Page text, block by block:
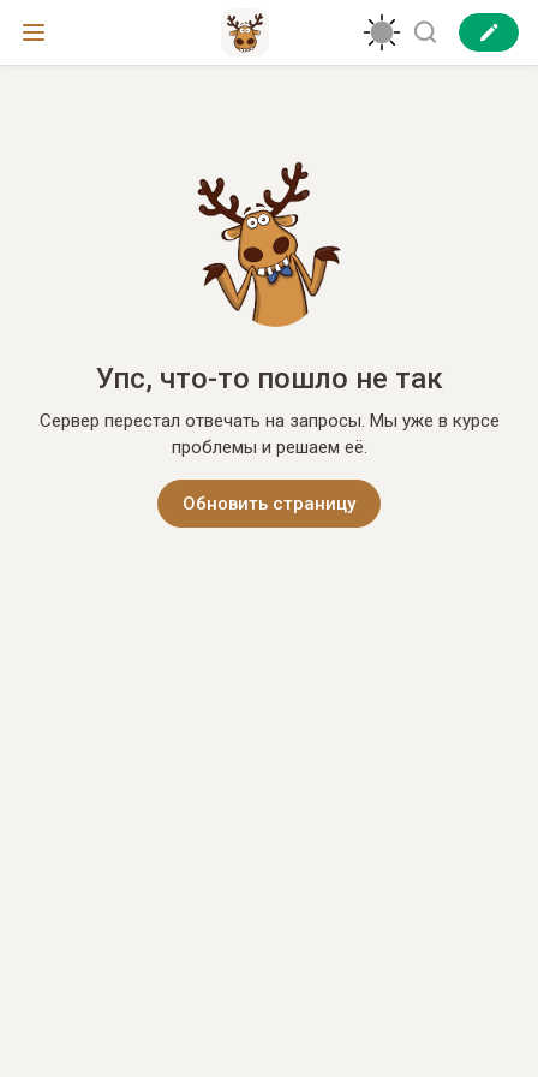
Упс, что-то пошло не так
Сервер перестал отвечать на запросы. Мы уже в курсе
проблемы и решаем её.
Обновить страницу